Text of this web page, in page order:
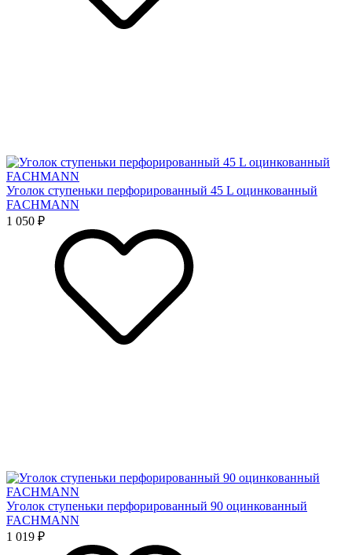
Уголок ступеньки перфорированный 45 L оцинкованный
FACHMANN
1 050 ₽
Уголок ступеньки перфорированный 90 оцинкованный
FACHMANN
1 019 ₽